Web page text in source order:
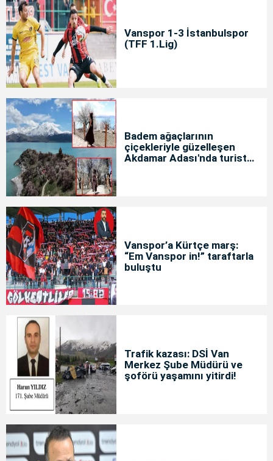
Vanspor 1-3 İstanbulspor
(TFF 1.Lig)
Badem ağaçlarının
çiçekleriyle güzelleşen
Akdamar Adası'nda turist
Vanspor’a Kürtçe marş:
“Em Vanspor in!” taraftarla
buluştu
Trafik kazası: DSİ Van
Merkez Şube Müdürü ve
şoförü yaşamını yitirdi!